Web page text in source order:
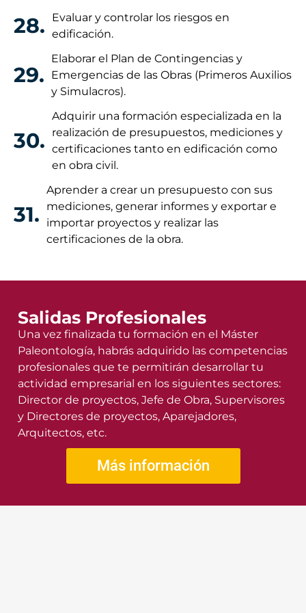
28.
Evaluar y controlar los riesgos en
edificación.
29.
Elaborar el Plan de Contingencias y
Emergencias de las Obras (Primeros Auxilios
y Simulacros).
30.
Adquirir una formación especializada en la
realización de presupuestos, mediciones y
certificaciones tanto en edificación como
en obra civil.
31.
Aprender a crear un presupuesto con sus
mediciones, generar informes y exportar e
importar proyectos y realizar las
certificaciones de la obra.
Salidas Profesionales
Una vez finalizada tu formación en el Máster
Paleontología, habrás adquirido las competencias
profesionales que te permitirán desarrollar tu
actividad empresarial en los siguientes sectores:
Director de proyectos, Jefe de Obra, Supervisores
y Directores de proyectos, Aparejadores,
Arquitectos, etc.
Más información